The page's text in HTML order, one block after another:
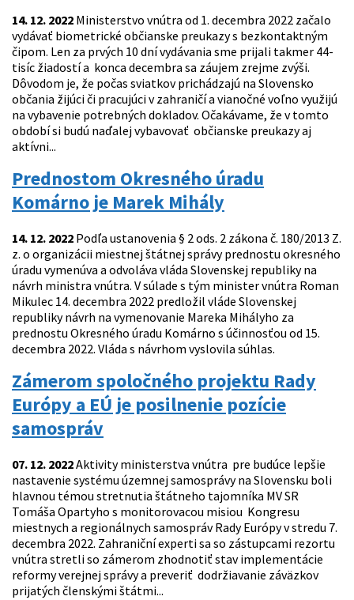
14. 12. 2022 Ministerstvo vnútra od 1. decembra 2022 začalo
vydávať biometrické občianske preukazy s bezkontaktným
čipom. Len za prvých 10 dní vydávania sme prijali takmer 44-
tisíc žiadostí a konca decembra sa záujem zrejme zvýši.
Dôvodom je, že počas sviatkov prichádzajú na Slovensko
občania žijúci či pracujúci v zahraničí a vianočné voľno využijú
na vybavenie potrebných dokladov. Očakávame, že v tomto
období si budú naďalej vybavovať občianske preukazy aj
aktívni...
Prednostom Okresného úradu
Komárno je Marek Mihály
14. 12. 2022 Podľa ustanovenia § 2 ods. 2 zákona č. 180/2013 Z.
z. o organizácii miestnej štátnej správy prednostu okresného
úradu vymenúva a odvoláva vláda Slovenskej republiky na
návrh ministra vnútra. V súlade s tým minister vnútra Roman
Mikulec 14. decembra 2022 predložil vláde Slovenskej
republiky návrh na vymenovanie Mareka Mihályho za
prednostu Okresného úradu Komárno s účinnosťou od 15.
decembra 2022. Vláda s návrhom vyslovila súhlas.
Zámerom spoločného projektu Rady
Európy a EÚ je posilnenie pozície
samospráv
07. 12. 2022Aktivity ministerstva vnútra pre budúce lepšie
nastavenie systému územnej samosprávy na Slovensku boli
hlavnou témou stretnutia štátneho tajomníka MV SR
Tomáša Opartyho s monitorovacou misiou Kongresu
miestnych a regionálnych samospráv Rady Európy v stredu 7.
decembra 2022. Zahraniční experti sa so zástupcami rezortu
vnútra stretli so zámerom zhodnotiť stav implementácie
reformy verejnej správy a preveriť dodržiavanie záväzkov
prijatých členskými štátmi...